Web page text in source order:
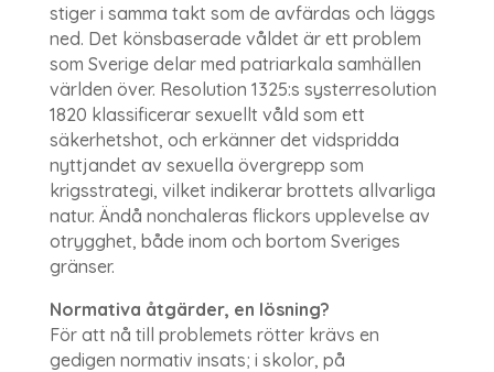
stiger i samma takt som de avfärdas och läggs
ned. Det könsbaserade våldet är ett problem
som Sverige delar med patriarkala samhällen
världen över. Resolution 1325:s systerresolution
1820 klassificerar sexuellt våld som ett
säkerhetshot, och erkänner det vidspridda
nyttjandet av sexuella övergrepp som
krigsstrategi, vilket indikerar brottets allvarliga
natur. Ändå nonchaleras flickors upplevelse av
otrygghet, både inom och bortom Sveriges
gränser.
Normativa åtgärder, en lösning?
För att nå till problemets rötter krävs en
gedigen normativ insats; i skolor, på